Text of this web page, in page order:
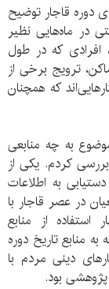
دوره قاجار توضیح
در ماه‌هایی نظیر
که در طول
ترویج برخی از
که همچنان
به چه منابعی
کردم. یکی از
به اطلاعات
در عصر قاجار با
از منابع
منابع تاریخ دوره
دینی مردم با
بود.